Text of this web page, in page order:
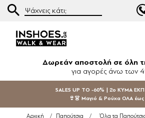
Δωρεάν αποστολή σε όλη
για αγορές άνω των
SALES UP TO -60% | 2ο ΚΥΜΑ
👙👗 Μαγιό & Ρούχα ΟΛΑ έως
Αρχική / Παπούτσια / Όλα τα